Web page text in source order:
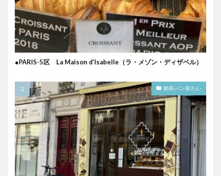
●PARIS-5区 La Maison d’Isabelle（ラ・メゾン・ディザベル）
動画-パン屋さん-